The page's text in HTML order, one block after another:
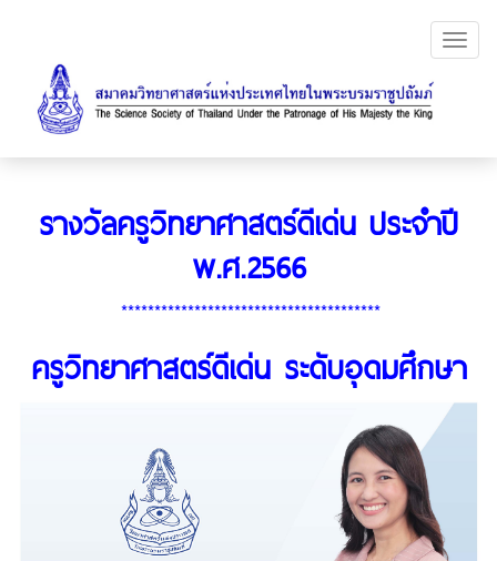
รางวัลครูวิทยาศาสตร์ดีเด่น ประจำปี
พ.ศ.2566
***************************************
ครูวิทยาศาสตร์ดีเด่น ระดับอุดมศึกษา